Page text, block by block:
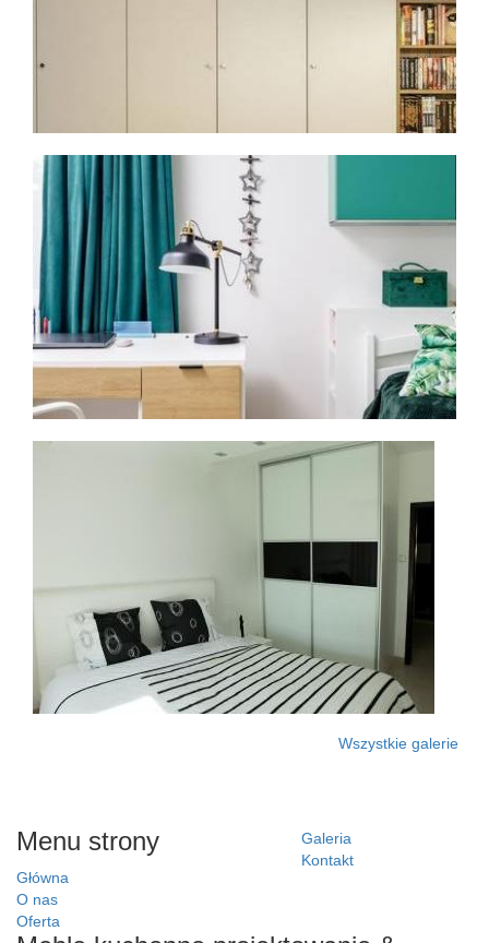
Wszystkie galerie
Menu strony
Główna
O nas
Oferta
Galeria
Kontakt